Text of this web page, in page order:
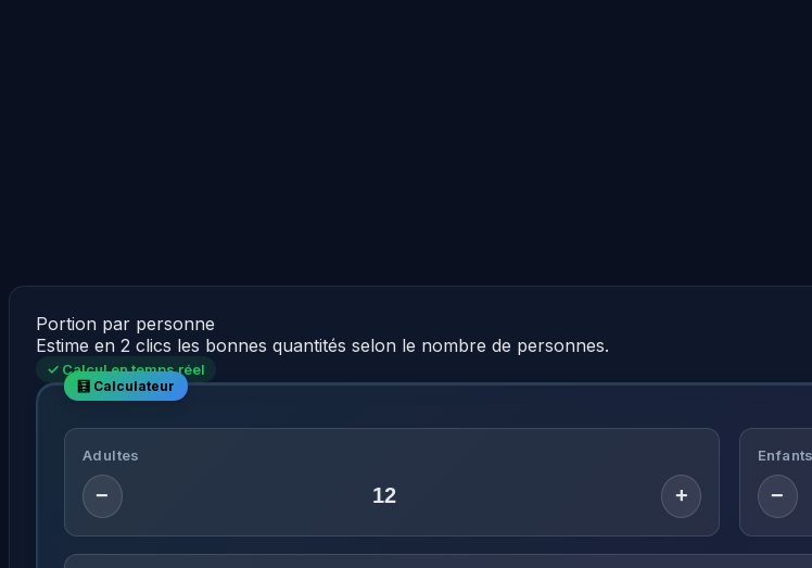
Portion par personne
Estime en 2 clics les bonnes quantités selon le nombre de personnes.
✓ Calcul en temps réel
Adultes
− +
Enfants
−